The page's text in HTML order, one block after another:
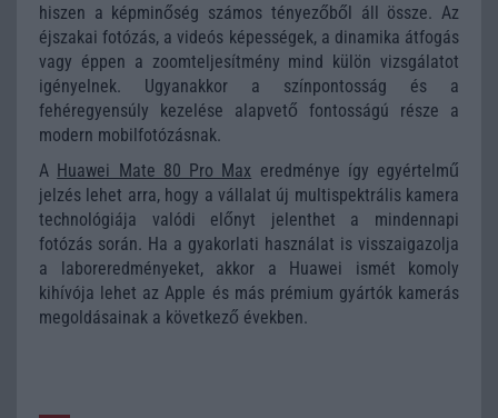
hiszen a képminőség számos tényezőből áll össze. Az
éjszakai fotózás, a videós képességek, a dinamika átfogás
vagy éppen a zoomteljesítmény mind külön vizsgálatot
igényelnek. Ugyanakkor a színpontosság és a
fehéregyensúly kezelése alapvető fontosságú része a
modern mobilfotózásnak.
A Huawei Mate 80 Pro Max eredménye így egyértelmű
jelzés lehet arra, hogy a vállalat új multispektrális kamera
technológiája valódi előnyt jelenthet a mindennapi
fotózás során. Ha a gyakorlati használat is visszaigazolja
a laboreredményeket, akkor a Huawei ismét komoly
kihívója lehet az Apple és más prémium gyártók kamerás
megoldásainak a következő években.